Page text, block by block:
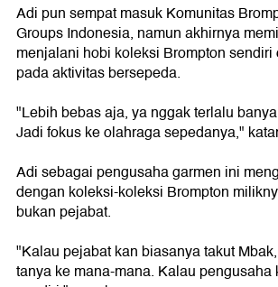
Adi pun sempat masuk Komunitas
Groups Indonesia, namun akhirnya
menjalani hobi koleksi Brompton
pada aktivitas bersepeda.
"Lebih bebas aja, ya nggak terlalu
Jadi fokus ke olahraga sepedanya,"
Adi sebagai pengusaha garmen ini
dengan koleksi-koleksi Brompton
bukan pejabat.
"Kalau pejabat kan biasanya takut
tanya ke mana-mana. Kalau pengusaha